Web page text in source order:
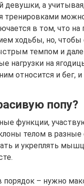
а
тренировками
в том, что на
ходьбы, но, чтобы
темпом и
нагрузки на
относится и бег,
попу?
функции,
телом в
и укреплять
порядок – нужно